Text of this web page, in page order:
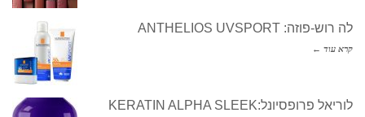
לה רוש-פוזה: ANTHELIOS UVSPORT
קרא עוד ←
לוריאל פרופסיונל:KERATIN ALPHA SLEEK